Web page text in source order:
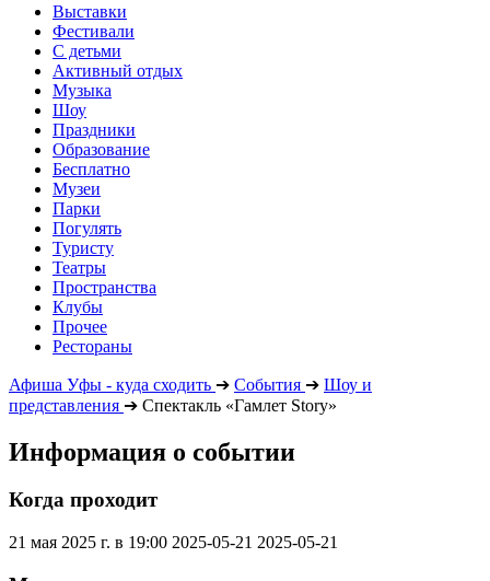
Выставки
Фестивали
С детьми
Активный отдых
Музыка
Шоу
Праздники
Образование
Бесплатно
Музеи
Парки
Погулять
Туристу
Театры
Пространства
Клубы
Прочее
Рестораны
Афиша Уфы - куда сходить ➔ События ➔ Шоу и
представления ➔ Спектакль «Гамлет Story»
Информация о событии
Когда проходит
21 мая 2025 г. в 19:00 2025-05-21 2025-05-21